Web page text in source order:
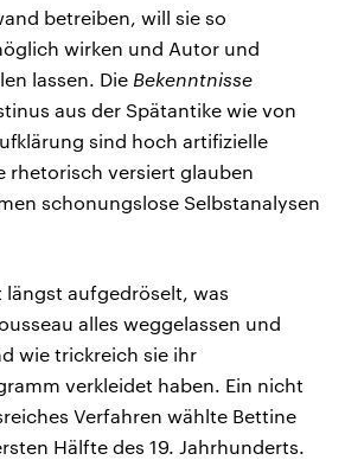
betreiben, will sie so
wirken und Autor und
lassen. Die Bekenntnisse
aus der Spätantike wie von
sind hoch artifizielle
rhetorisch versiert glauben
schonungslose Selbstanalysen
längst aufgedröselt, was
alles weggelassen und
wie trickreich sie ihr
verkleidet haben. Ein nicht
Verfahren wählte Bettine
Hälfte des 19. Jahrhunderts.